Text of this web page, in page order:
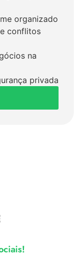
organizado
conflitos
na
privada